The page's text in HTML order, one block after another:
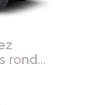
rond…